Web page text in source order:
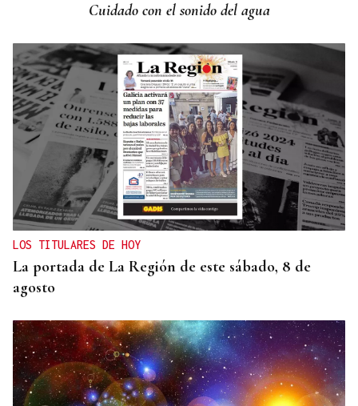
Cuidado con el sonido del agua
LOS TITULARES DE HOY
La portada de La Región de este sábado, 8 de
agosto